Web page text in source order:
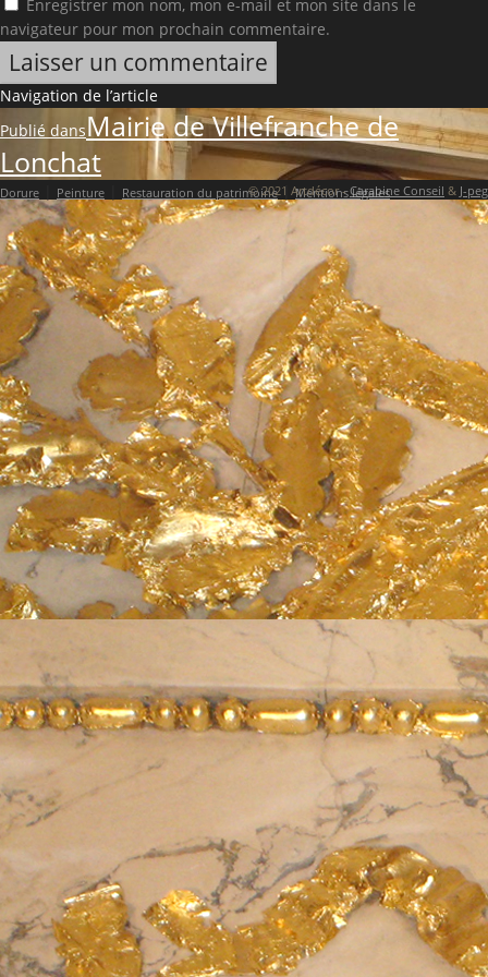
Enregistrer mon nom, mon e-mail et mon site dans le
navigateur pour mon prochain commentaire.
Navigation de l’article
Publié dansMairie de Villefranche de
Lonchat
Dorure Peinture Restauration du patrimoine|Mentions légales
© 2021 Artdécor -Carabine Conseil & J-peg